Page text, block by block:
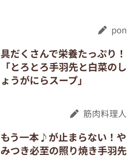
pon
具だくさんで栄養たっぷり！
「とろとろ手羽先と白菜のし
ょうがにらスープ」
筋肉料理人
もう一本♪が止まらない！や
みつき必至の照り焼き手羽先